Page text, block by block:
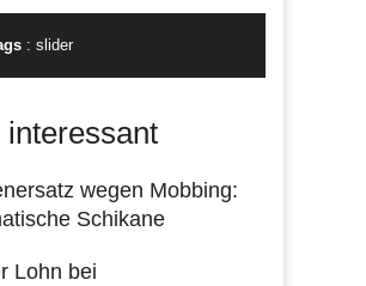
: slider
interessant
wegen Mobbing:
Schikane
Lohn bei